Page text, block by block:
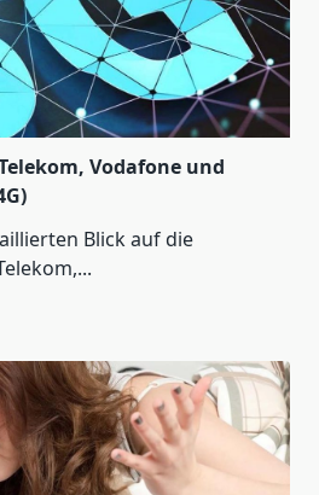
Vodafone und
Blick auf die